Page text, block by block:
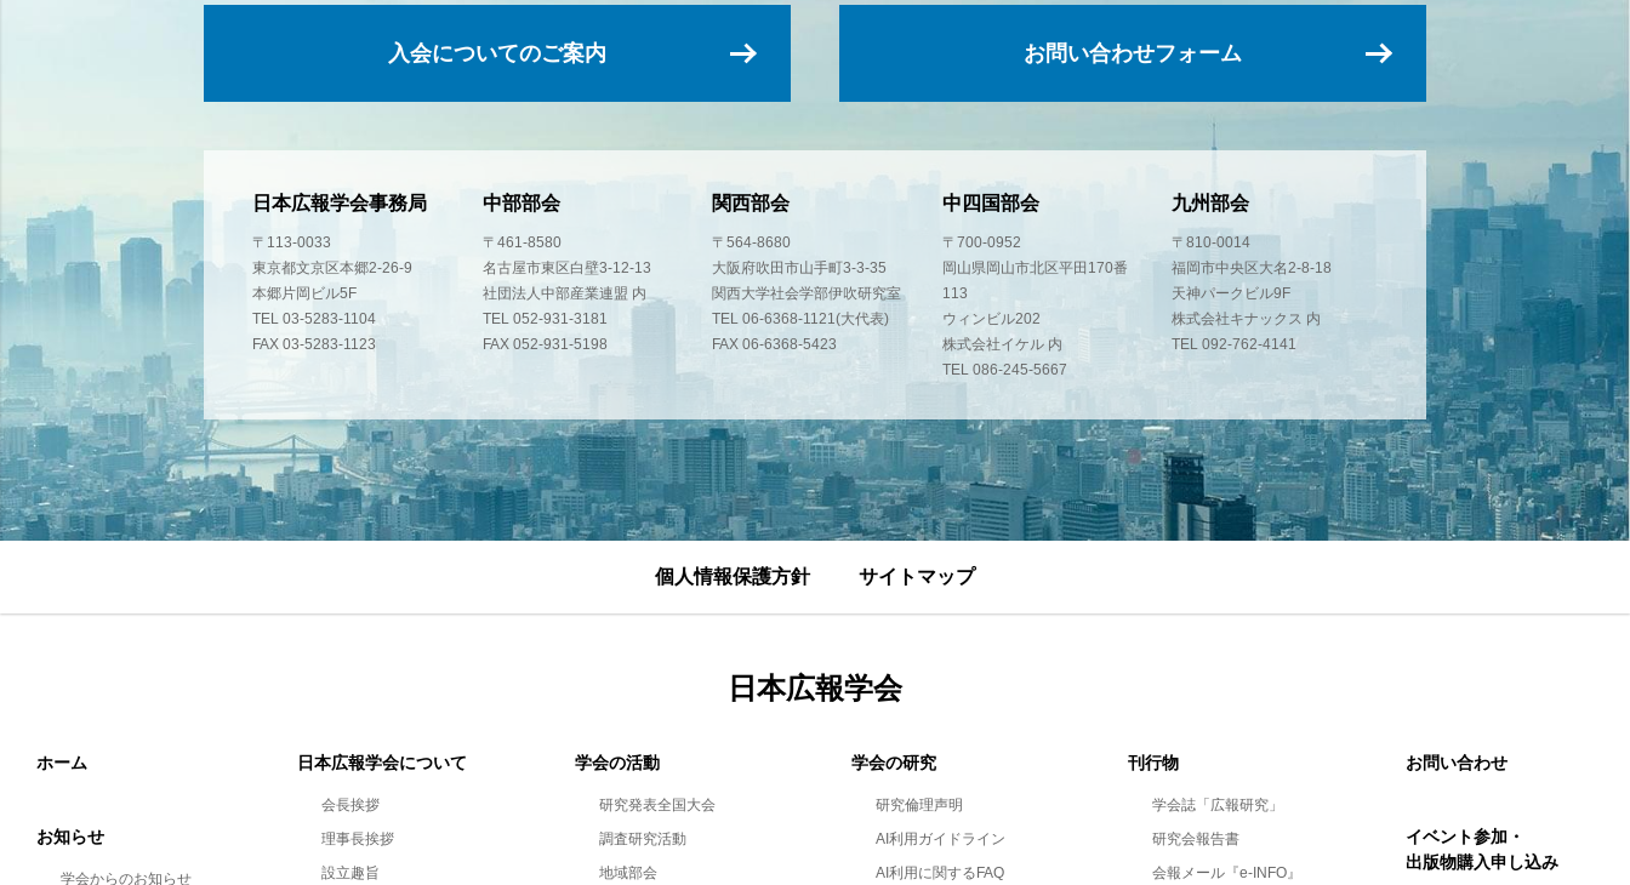
入会についてのご案内 お問い合わせフォーム
日本広報学会事務局
〒113-0033
東京都文京区本郷2-26-9
本郷片岡ビル5F
TEL 03-5283-1104
FAX 03-5283-1123
中部部会
〒461-8580
名古屋市東区白壁3-12-13
社団法人中部産業連盟 内
TEL 052-931-3181
FAX 052-931-5198
関西部会
〒564-8680
大阪府吹田市山手町3-3-35
関西大学社会学部伊吹研究室
TEL 06-6368-1121(大代表)
FAX 06-6368-5423
中四国部会
〒700-0952
岡山県岡山市北区平田170番
113
ウィンビル202
株式会社イケル 内
TEL 086-245-5667
九州部会
〒810-0014
福岡市中央区大名2-8-18
天神パークビル9F
株式会社キナックス 内
TEL 092-762-4141
個人情報保護方針 サイトマップ
日本広報学会
ホーム 日本広報学会について
会長挨拶
理事長挨拶
設立趣旨
学会の活動
研究発表全国大会
調査研究活動
地域部会
学会の研究
研究倫理声明
AI利用ガイドライン
AI利用に関するFAQ
刊行物
学会誌「広報研究」
研究会報告書
会報メール『e-INFO』
お知らせ
学会からのお知らせ
お問い合わせ
イベント参加・
出版物購入申し込み